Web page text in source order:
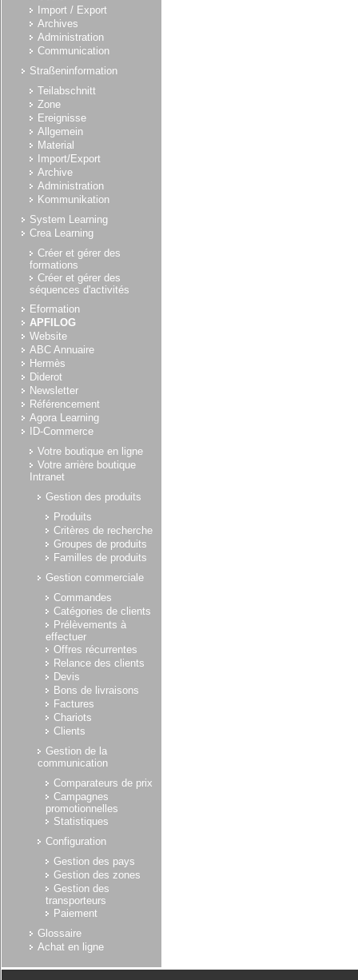
Import / Export
Archives
Administration
Communication
Straßeninformation
Teilabschnitt
Zone
Ereignisse
Allgemein
Material
Import/Export
Archive
Administration
Kommunikation
System Learning
Crea Learning
Créer et gérer des
formations
Créer et gérer des
séquences d'activités
Eformation
APFILOG
Website
ABC Annuaire
Hermès
Diderot
Newsletter
Référencement
Agora Learning
ID-Commerce
Votre boutique en ligne
Votre arrière boutique
Intranet
Gestion des produits
Produits
Critères de recherche
Groupes de produits
Familles de produits
Gestion commerciale
Commandes
Catégories de clients
Prélèvements à
effectuer
Offres récurrentes
Relance des clients
Devis
Bons de livraisons
Factures
Chariots
Clients
Gestion de la
communication
Comparateurs de prix
Campagnes
promotionnelles
Statistiques
Configuration
Gestion des pays
Gestion des zones
Gestion des
transporteurs
Paiement
Glossaire
Achat en ligne